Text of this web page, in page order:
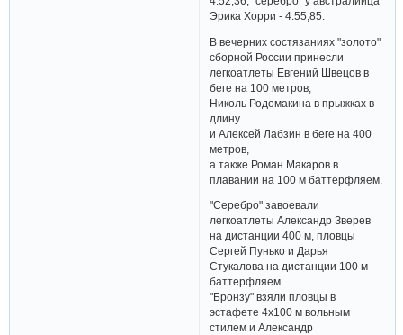
Эрика Хорри - 4.55,85.
В вечерних состязаниях "золото"
сборной России принесли
легкоатлеты Евгений Швецов в
беге на 100 метров,
Николь Родомакина в прыжках в
длину
и Алексей Лабзин в беге на 400
метров,
а также Роман Макаров в
плавании на 100 м баттерфляем.
"Серебро" завоевали
легкоатлеты Александр Зверев
на дистанции 400 м, пловцы
Сергей Пунько и Дарья
Стукалова на дистанции 100 м
баттерфляем.
"Бронзу" взяли пловцы в
эстафете 4х100 м вольным
стилем и Александр